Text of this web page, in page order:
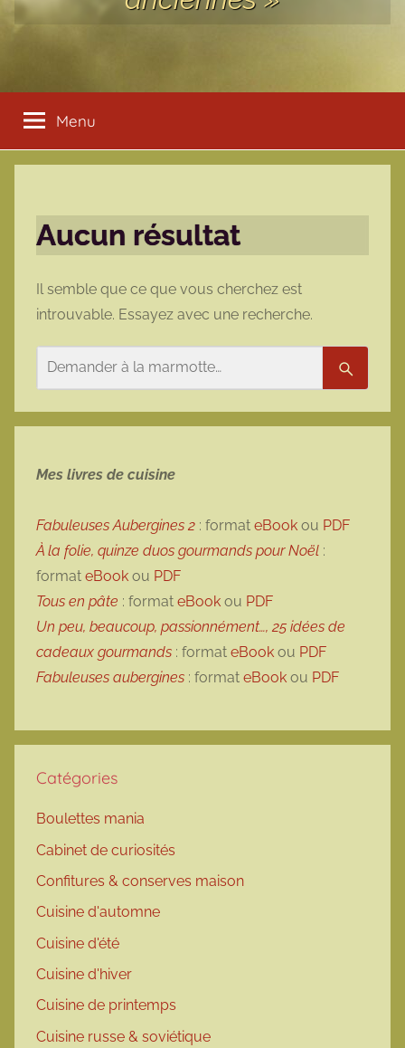
Menu
Aucun résultat
Il semble que ce que vous cherchez est
introuvable. Essayez avec une recherche.
Mes livres de cuisine
Fabuleuses Aubergines 2 : format eBook ou PDF
À la folie, quinze duos gourmands pour Noël :
format eBook ou PDF
Tous en pâte : format eBook ou PDF
Un peu, beaucoup, passionnément…, 25 idées de
cadeaux gourmands : format eBook ou PDF
Fabuleuses aubergines : format eBook ou PDF
Catégories
Boulettes mania
Cabinet de curiosités
Confitures & conserves maison
Cuisine d'automne
Cuisine d'été
Cuisine d'hiver
Cuisine de printemps
Cuisine russe & soviétique